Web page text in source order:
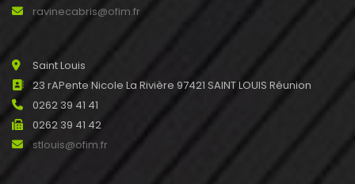
ravinecabris@ofim.fr
Saint Louis
23 rAPente Nicole La Rivière 97421 SAINT LOUIS Réunion
0262 39 41 41
0262 39 41 42
stlouis@ofim.fr